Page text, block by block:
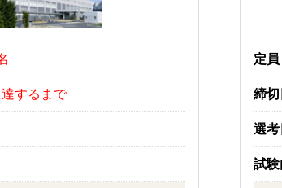
するまで
定員
締切
選考
試